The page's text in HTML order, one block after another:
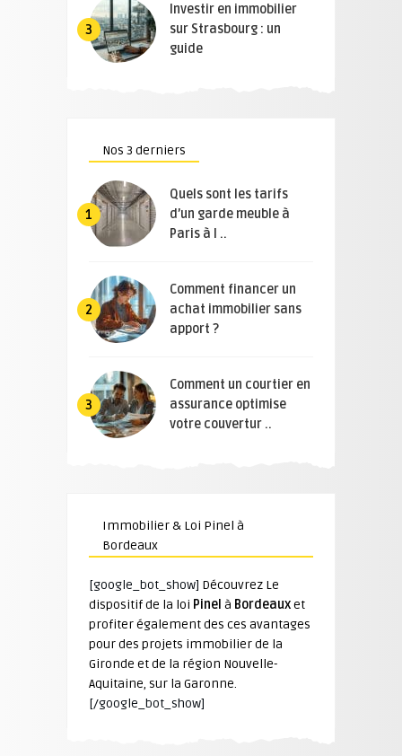
3
Investir en immobilier
sur Strasbourg : un
guide
Nos 3 derniers
1
Quels sont les tarifs
d’un garde meuble à
Paris à l ..
2
Comment financer un
achat immobilier sans
apport ?
3
Comment un courtier en
assurance optimise
votre couvertur ..
Immobilier & Loi Pinel à
Bordeaux
[google_bot_show] Découvrez Le
dispositif de la loi Pinel à Bordeauxet
profiter également des ces avantages
pour des projets immobilier de la
Gironde et de la région Nouvelle-
Aquitaine, sur la Garonne.
[/google_bot_show]